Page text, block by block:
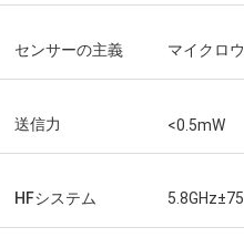
センサーの主義 マイクロ
送信力 <0.5mW
HFシステム